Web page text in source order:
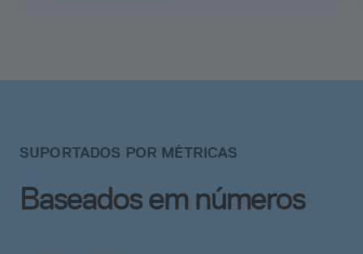
Baseados em números
SUPORTADOS POR MÉTRICAS